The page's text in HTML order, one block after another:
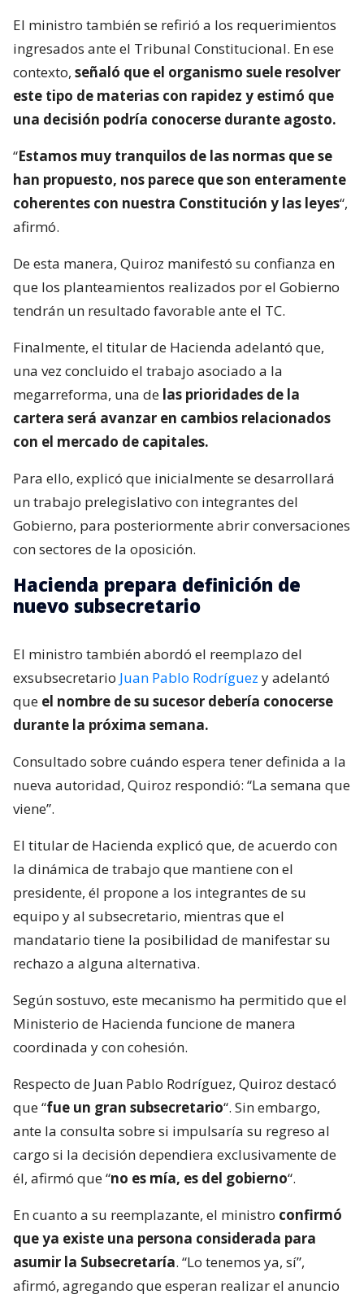
El ministro también se refirió a los requerimientos
ingresados ante el Tribunal Constitucional. En ese
contexto, señaló que el organismo suele resolver
este tipo de materias con rapidez y estimó que
una decisión podría conocerse durante agosto.
“Estamos muy tranquilos de las normas que se
han propuesto, nos parece que son enteramente
coherentes con nuestra Constitución y las leyes“,
afirmó.
De esta manera, Quiroz manifestó su confianza en
que los planteamientos realizados por el Gobierno
tendrán un resultado favorable ante el TC.
Finalmente, el titular de Hacienda adelantó que,
una vez concluido el trabajo asociado a la
megarreforma, una de las prioridades de la
cartera será avanzar en cambios relacionados
con el mercado de capitales.
Para ello, explicó que inicialmente se desarrollará
un trabajo prelegislativo con integrantes del
Gobierno, para posteriormente abrir conversaciones
con sectores de la oposición.
Hacienda prepara definición de
nuevo subsecretario
El ministro también abordó el reemplazo del
exsubsecretario Juan Pablo Rodríguez y adelantó
que el nombre de su sucesor debería conocerse
durante la próxima semana.
Consultado sobre cuándo espera tener definida a la
nueva autoridad, Quiroz respondió: “La semana que
viene”.
El titular de Hacienda explicó que, de acuerdo con
la dinámica de trabajo que mantiene con el
presidente, él propone a los integrantes de su
equipo y al subsecretario, mientras que el
mandatario tiene la posibilidad de manifestar su
rechazo a alguna alternativa.
Según sostuvo, este mecanismo ha permitido que el
Ministerio de Hacienda funcione de manera
coordinada y con cohesión.
Respecto de Juan Pablo Rodríguez, Quiroz destacó
que “fue un gran subsecretario“. Sin embargo,
ante la consulta sobre si impulsaría su regreso al
cargo si la decisión dependiera exclusivamente de
él, afirmó que “no es mía, es del gobierno“.
En cuanto a su reemplazante, el ministro confirmó
que ya existe una persona considerada para
asumir la Subsecretaría. “Lo tenemos ya, sí”,
afirmó, agregando que esperan realizar el anuncio